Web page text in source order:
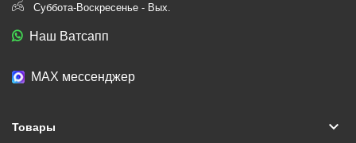
Суббота-Воскресенье - Вых.
Наш Ватсапп
МАХ мессенджер
Товары keyboard_arrow_down